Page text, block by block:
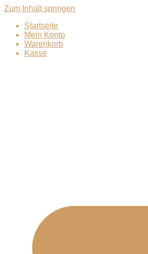
Zum Inhalt springen
Startseite
Mein Konto
Warenkorb
Kasse